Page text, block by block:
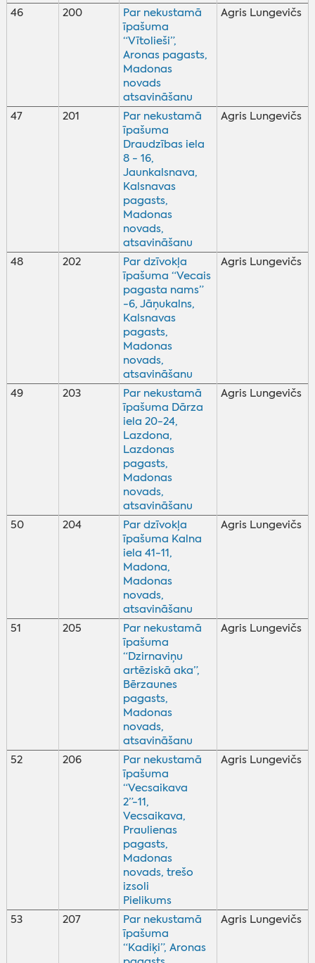
46
200
Par nekustamā
īpašuma
“Vītolieši”,
Aronas pagasts,
Madonas
novads
atsavināšanu
Agris Lungevičs
47 201
Par nekustamā
īpašuma
Draudzības iela
8 - 16,
Jaunkalsnava,
Kalsnavas
pagasts,
Madonas
novads,
atsavināšanu
Agris Lungevičs
48 202
Par dzīvokļa
īpašuma “Vecais
pagasta nams”
-6, Jāņukalns,
Kalsnavas
pagasts,
Madonas
novads,
atsavināšanu
Agris Lungevičs
49 203
Par nekustamā
īpašuma Dārza
iela 20-24,
Lazdona,
Lazdonas
pagasts,
Madonas
novads,
atsavināšanu
Agris Lungevičs
50 204
Par dzīvokļa
īpašuma Kalna
iela 41-11,
Madona,
Madonas
novads,
atsavināšanu
Agris Lungevičs
51 205
Par nekustamā
īpašuma
“Dzirnaviņu
artēziskā aka”,
Bērzaunes
pagasts,
Madonas
novads,
atsavināšanu
Agris Lungevičs
52 206
Par nekustamā
īpašuma
“Vecsaikava
2”-11,
Vecsaikava,
Praulienas
pagasts,
Madonas
novads, trešo
izsoli
Pielikums
Agris Lungevičs
53 207
Par nekustamā
īpašuma
“Kadiķi”, Aronas
Agris Lungevičs